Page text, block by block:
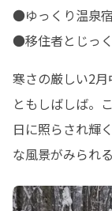
●ゆっくり温泉
●移住者とじっ
寒さの厳しい2
ともしばしば。
日に照らされ輝
な風景がみられ